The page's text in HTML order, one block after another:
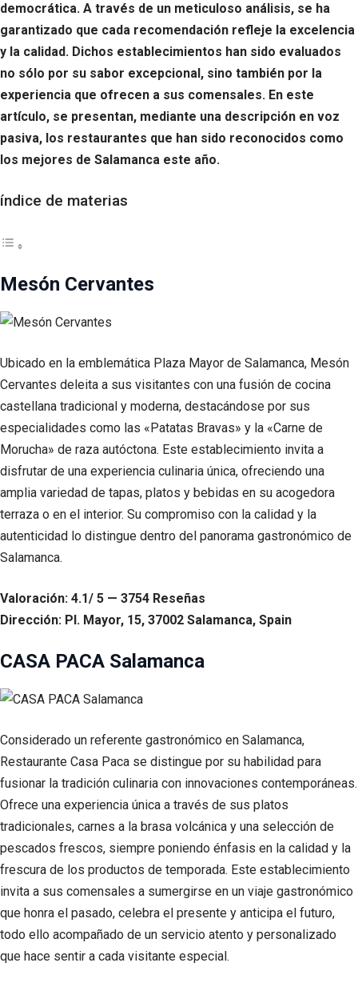
democrática. A través de un meticuloso análisis, se ha
garantizado que cada recomendación refleje la excelencia
y la calidad. Dichos establecimientos han sido evaluados
no sólo por su sabor excepcional, sino también por la
experiencia que ofrecen a sus comensales. En este
artículo, se presentan, mediante una descripción en voz
pasiva, los restaurantes que han sido reconocidos como
los mejores de Salamanca este año.
índice de materias
Mesón Cervantes
Ubicado en la emblemática Plaza Mayor de Salamanca, Mesón
Cervantes deleita a sus visitantes con una fusión de cocina
castellana tradicional y moderna, destacándose por sus
especialidades como las «Patatas Bravas» y la «Carne de
Morucha» de raza autóctona. Este establecimiento invita a
disfrutar de una experiencia culinaria única, ofreciendo una
amplia variedad de tapas, platos y bebidas en su acogedora
terraza o en el interior. Su compromiso con la calidad y la
autenticidad lo distingue dentro del panorama gastronómico de
Salamanca.
Valoración: 4.1/ 5 — 3754 Reseñas
Dirección: Pl. Mayor, 15, 37002 Salamanca, Spain
CASA PACA Salamanca
Considerado un referente gastronómico en Salamanca,
Restaurante Casa Paca se distingue por su habilidad para
fusionar la tradición culinaria con innovaciones contemporáneas.
Ofrece una experiencia única a través de sus platos
tradicionales, carnes a la brasa volcánica y una selección de
pescados frescos, siempre poniendo énfasis en la calidad y la
frescura de los productos de temporada. Este establecimiento
invita a sus comensales a sumergirse en un viaje gastronómico
que honra el pasado, celebra el presente y anticipa el futuro,
todo ello acompañado de un servicio atento y personalizado
que hace sentir a cada visitante especial.